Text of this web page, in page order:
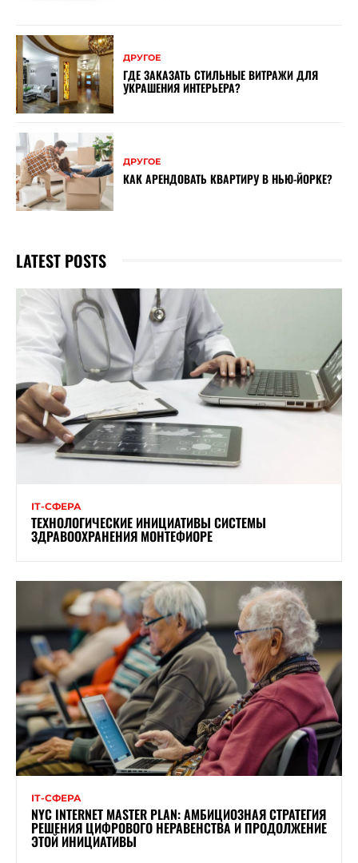
ДРУГОЕ
ГДЕ ЗАКАЗАТЬ СТИЛЬНЫЕ ВИТРАЖИ ДЛЯ
УКРАШЕНИЯ ИНТЕРЬЕРА?
ДРУГОЕ
КАК АРЕНДОВАТЬ КВАРТИРУ В НЬЮ-ЙОРКЕ?
LATEST POSTS
ІТ-СФЕРА
ТЕХНОЛОГИЧЕСКИЕ ИНИЦИАТИВЫ СИСТЕМЫ
ЗДРАВООХРАНЕНИЯ МОНТЕФИОРЕ
ІТ-СФЕРА
NYC INTERNET MASTER PLAN: АМБИЦИОЗНАЯ СТРАТЕГИЯ
РЕШЕНИЯ ЦИФРОВОГО НЕРАВЕНСТВА И ПРОДОЛЖЕНИЕ
ЭТОЙ ИНИЦИАТИВЫ